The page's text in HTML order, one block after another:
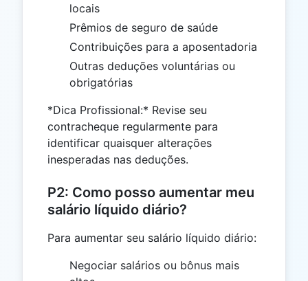
locais
Prêmios de seguro de saúde
Contribuições para a aposentadoria
Outras deduções voluntárias ou
obrigatórias
*Dica Profissional:* Revise seu
contracheque regularmente para
identificar quaisquer alterações
inesperadas nas deduções.
P2: Como posso aumentar meu
salário líquido diário?
Para aumentar seu salário líquido diário:
Negociar salários ou bônus mais